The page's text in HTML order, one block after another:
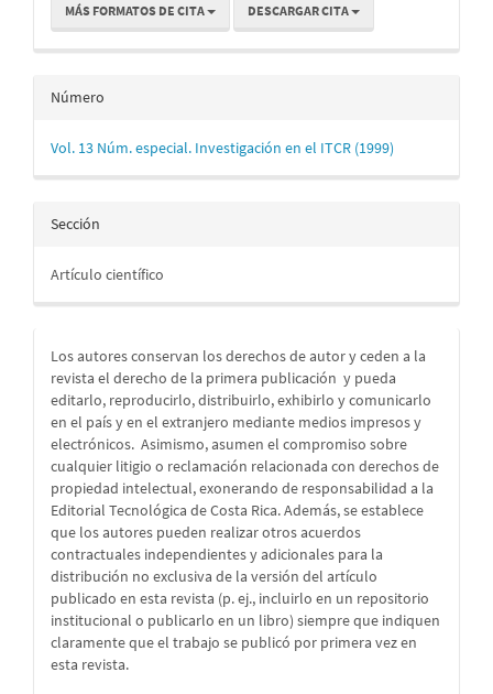
MÁS FORMATOS DE CITA DESCARGAR CITA
Número
Vol. 13 Núm. especial. Investigación en el ITCR (1999)
Sección
Artículo científico
Los autores conservan los derechos de autor y ceden a la
revista el derecho de la primera publicación y pueda
editarlo, reproducirlo, distribuirlo, exhibirlo y comunicarlo
en el país y en el extranjero mediante medios impresos y
electrónicos. Asimismo, asumen el compromiso sobre
cualquier litigio o reclamación relacionada con derechos de
propiedad intelectual, exonerando de responsabilidad a la
Editorial Tecnológica de Costa Rica. Además, se establece
que los autores pueden realizar otros acuerdos
contractuales independientes y adicionales para la
distribución no exclusiva de la versión del artículo
publicado en esta revista (p. ej., incluirlo en un repositorio
institucional o publicarlo en un libro) siempre que indiquen
claramente que el trabajo se publicó por primera vez en
esta revista.